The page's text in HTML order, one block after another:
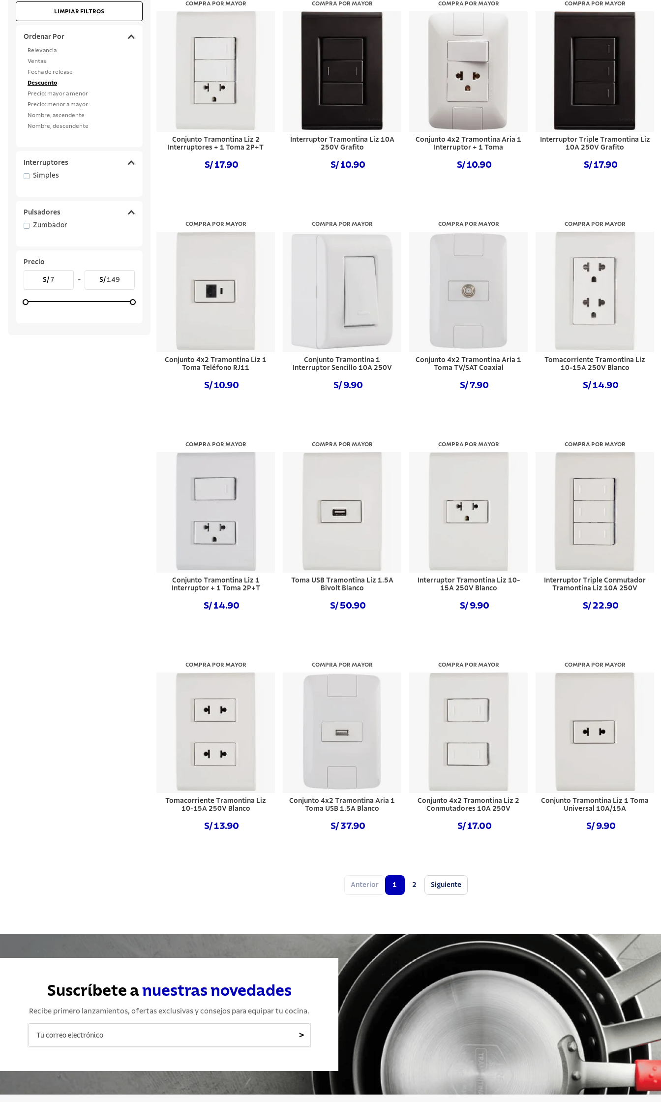
LIMPIAR FILTROS
Ordenar Por
Relevancia
Ventas
Fecha de release
Descuento
Precio: mayor a menor
Precio: menor a mayor
Nombre, ascendente
Nombre, descendente
Interruptores
Simples
Pulsadores
Zumbador
Precio
S/ 7 - S/ 149
COMPRA POR MAYOR
Conjunto Tramontina Liz 2
Interruptores + 1 Toma 2P+T
S/ 17.90
COMPRA POR MAYOR
Interruptor Tramontina Liz 10A
250V Grafito
S/ 10.90
COMPRA POR MAYOR
Conjunto 4x2 Tramontina Aria 1
Interruptor + 1 Toma
S/ 10.90
COMPRA POR MAYOR
Interruptor Triple Tramontina Liz
10A 250V Grafito
S/ 17.90
COMPRA POR MAYOR
Conjunto 4x2 Tramontina Liz 1
Toma Teléfono RJ11
S/ 10.90
COMPRA POR MAYOR
Conjunto Tramontina 1
Interruptor Sencillo 10A 250V
S/ 9.90
COMPRA POR MAYOR
Conjunto 4x2 Tramontina Aria 1
Toma TV/SAT Coaxial
S/ 7.90
COMPRA POR MAYOR
Tomacorriente Tramontina Liz
10-15A 250V Blanco
S/ 14.90
COMPRA POR MAYOR
Conjunto Tramontina Liz 1
Interruptor + 1 Toma 2P+T
S/ 14.90
COMPRA POR MAYOR
Toma USB Tramontina Liz 1.5A
Bivolt Blanco
S/ 50.90
COMPRA POR MAYOR
Interruptor Tramontina Liz 10-
15A 250V Blanco
S/ 9.90
COMPRA POR MAYOR
Interruptor Triple Conmutador
Tramontina Liz 10A 250V
S/ 22.90
COMPRA POR MAYOR
Tomacorriente Tramontina Liz
10-15A 250V Blanco
S/ 13.90
COMPRA POR MAYOR
Conjunto 4x2 Tramontina Aria 1
Toma USB 1.5A Blanco
S/ 37.90
COMPRA POR MAYOR
Conjunto 4x2 Tramontina Liz 2
Conmutadores 10A 250V
S/ 17.00
COMPRA POR MAYOR
Conjunto Tramontina Liz 1 Toma
Universal 10A/15A
S/ 9.90
Anterior 1 2 Siguiente
Suscríbete anuestras novedades
Recibe primero lanzamientos, ofertas exclusivas y consejos para equipar tu cocina.
>